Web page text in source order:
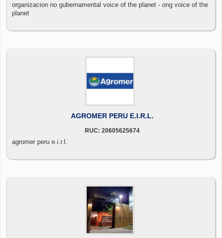
organizacion no gubernamental voice of the planet - ong voice of the
planet
AGROMER PERU E.I.R.L.
RUC: 20605625674
agromer peru e.i.r.l.